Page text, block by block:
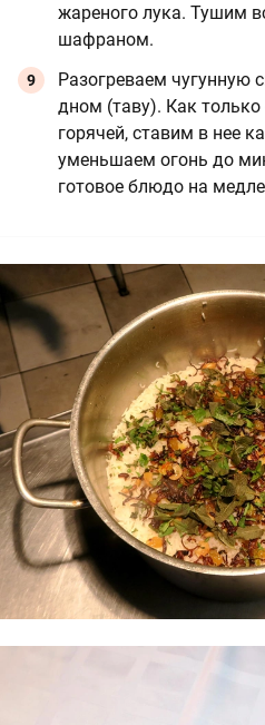
жареного лука. Тушим
шафраном.
Разогреваем чугунную
дном (таву). Как только
горячей, ставим в нее
уменьшаем огонь до
готовое блюдо на